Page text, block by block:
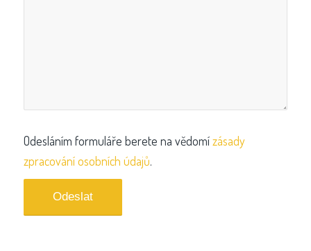
Odesláním formuláře berete na vědomízásady
zpracování osobních údajů.